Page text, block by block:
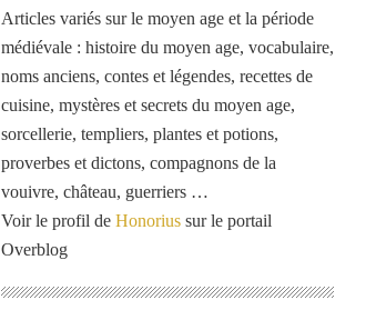
Articles variés sur le moyen age et la période
médiévale : histoire du moyen age, vocabulaire,
noms anciens, contes et légendes, recettes de
cuisine, mystères et secrets du moyen age,
sorcellerie, templiers, plantes et potions,
proverbes et dictons, compagnons de la
vouivre, château, guerriers …
Voir le profil de Honorius sur le portail
Overblog